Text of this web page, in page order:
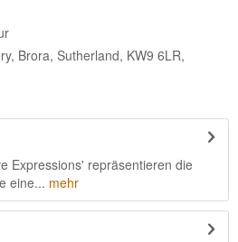
Brora, Sutherland, KW9 6LR,
Expressions' repräsentieren die
eine... mehr